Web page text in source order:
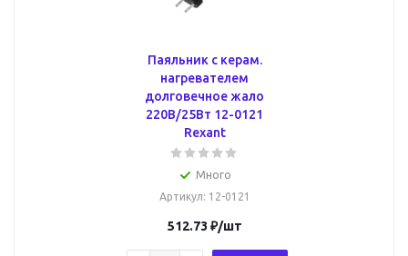
Паяльник с керам.
нагревателем
долговечное жало
220В/25Вт 12-0121
Rexant
Много
Артикул: 12-0121
512.73 ₽/шт